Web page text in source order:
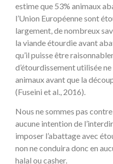
estime que 53% animaux
l’Union Européenne sont
largement, de nombreux
la viande étourdie avant
qu’il puisse être
d’étourdissement utilisée
animaux avant que la
(Fuseini et al., 2016).
Nous ne sommes pas
aucune intention de
imposer l’abattage avec
non ne conduira donc en
halal ou casher.